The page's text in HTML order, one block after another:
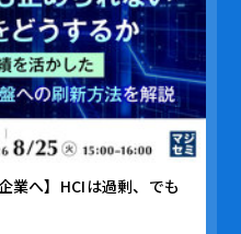
業へ】HCIは過剰、でも